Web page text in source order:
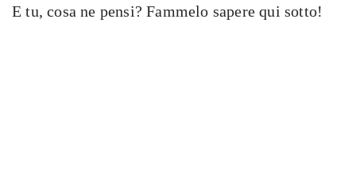
E tu, cosa ne pensi? Fammelo sapere qui sotto!